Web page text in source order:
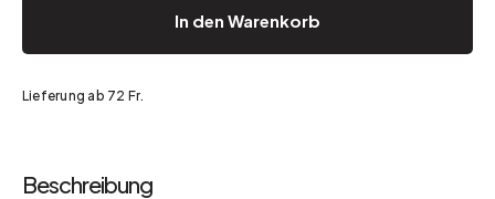
In den Warenkorb
Lieferung ab 72 Fr.
Beschreibung